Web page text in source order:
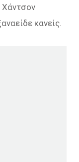
Χάντσον
κανείς.